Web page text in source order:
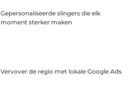
Gepersonaliseerde slingers die elk
moment sterker maken
Vervover de regio met lokale Google Ads